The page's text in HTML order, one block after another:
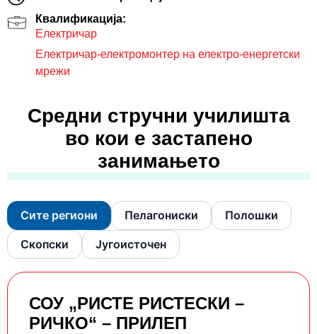
Квалификација:
Електричар
Електричар-електромонтер на електро-енергетски
мрежи
Средни стручни училишта
во кои е застапено
занимањето
Сите региони Пелагониски Полошки
Скопски Југоисточен
СОУ „РИСТЕ РИСТЕСКИ –
РИЧКО“ – ПРИЛЕП